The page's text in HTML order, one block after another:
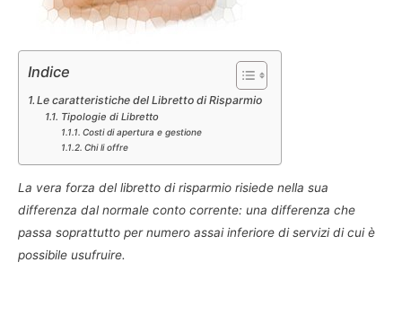
Indice
Le caratteristiche del Libretto di Risparmio
Tipologie di Libretto
Costi di apertura e gestione
Chi li offre
La vera forza del libretto di risparmio risiede nella sua
differenza dal normale conto corrente: una differenza che
passa soprattutto per numero assai inferiore di servizi di cui è
possibile usufruire.